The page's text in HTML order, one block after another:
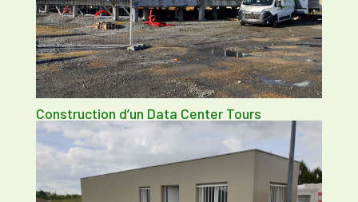
Construction d’un Data Center Tours